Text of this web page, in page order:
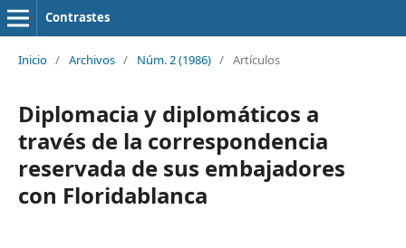
Contrastes
Inicio / Archivos / Núm. 2 (1986) / Artículos
Diplomacia y diplomáticos a
través de la correspondencia
reservada de sus embajadores
con Floridablanca